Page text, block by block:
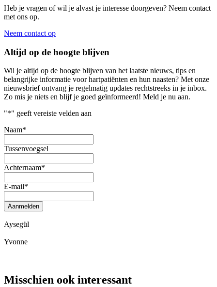
Heb je vragen of wil je alvast je interesse doorgeven? Neem contact
met ons op.
Neem contact op
Altijd op de hoogte blijven
Wil je altijd op de hoogte blijven van het laatste nieuws, tips en
belangrijke informatie voor hartpatiënten en hun naasten? Met onze
nieuwsbrief ontvang je regelmatig updates rechtstreeks in je inbox.
Zo mis je niets en blijf je goed geïnformeerd! Meld je nu aan.
"*" geeft vereiste velden aan
Naam*
Tussenvoegsel
Achternaam*
E-mail*
Aanmelden
Aysegül
Yvonne
Misschien ook interessant